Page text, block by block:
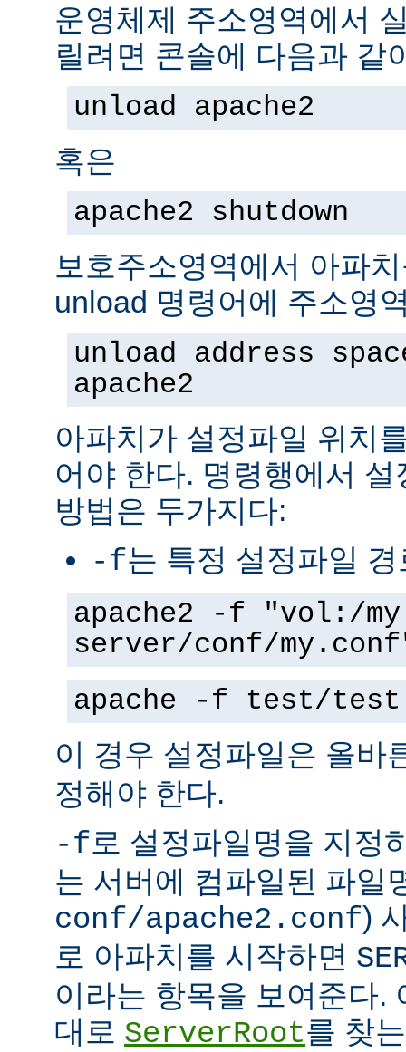
운영체제 주소영역에서
릴려면 콘솔에 다음과 같
unload apache2
혹은
apache2 shutdown
보호주소영역에서 아파
unload 명령어에 주소영
unload address
apache2
아파치가 설정파일 위치
어야 한다. 명령행에서
방법은 두가지다:
-f는 특정 설정파일
apache2 -f "vol:/my
server/conf/
apache -f test/
이 경우 설정파일은 올바
정해야 한다.
-f로 설정파일명을 지정
는 서버에 컴파일된 파일
conf/apache2.conf)
로 아파치를 시작하면
이라는 항목을 보여준다.
대로 ServerRoot를 찾